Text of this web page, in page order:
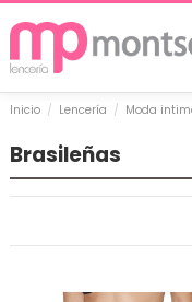
Inicio Lencería Moda
Brasileñas